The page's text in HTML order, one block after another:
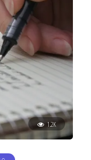
1.2K